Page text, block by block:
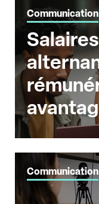
Communication
Communication